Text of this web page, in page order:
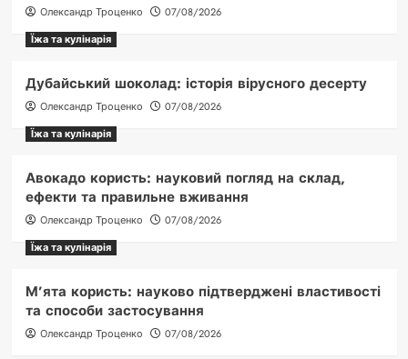
Олександр Троценко
07/08/2026
Їжа та кулінарія
Дубайський шоколад: історія вірусного десерту
Олександр Троценко
07/08/2026
Їжа та кулінарія
Авокадо користь: науковий погляд на склад,
ефекти та правильне вживання
Олександр Троценко
07/08/2026
Їжа та кулінарія
М’ята користь: науково підтверджені властивості
та способи застосування
Олександр Троценко 07/08/2026